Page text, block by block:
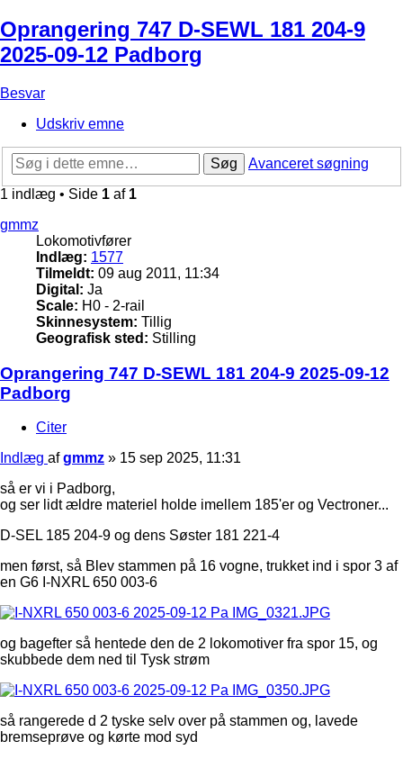
Oprangering 747 D-SEWL 181 204-9
2025-09-12 Padborg
Besvar
Udskriv emne
Søg
Avanceret søgning
1 indlæg • Side 1 af 1
gmmz
Lokomotivfører
Indlæg: 1577
Tilmeldt: 09 aug 2011, 11:34
Digital: Ja
Scale: H0 - 2-rail
Skinnesystem: Tillig
Geografisk sted: Stilling
Oprangering 747 D-SEWL 181 204-9 2025-09-12
Padborg
Citer
Indlæg afgmmz » 15 sep 2025, 11:31
så er vi i Padborg,
og ser lidt ældre materiel holde imellem 185'er og Vectroner...
D-SEL 185 204-9 og dens Søster 181 221-4
men først, så Blev stammen på 16 vogne, trukket ind i spor 3 af
en G6 I-NXRL 650 003-6
og bagefter så hentede den de 2 lokomotiver fra spor 15, og
skubbede dem ned til Tysk strøm
så rangerede d 2 tyske selv over på stammen og, lavede
bremseprøve og kørte mod syd